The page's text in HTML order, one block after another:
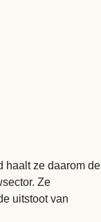
haalt ze daarom de
Ze
uitstoot van